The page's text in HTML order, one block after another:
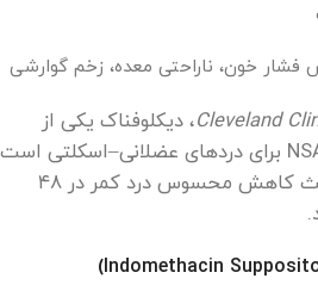
خون، ناراحتی معده، زخم گوارشی
Cleveland، دیکلوفناک یکی از
مؤثرترین داروهای NSAID برای دردهای عضلانی–اسکلتی است
که در ۷۲٪ بیماران باعث کاهش محسوس درد کمر در ۴۸